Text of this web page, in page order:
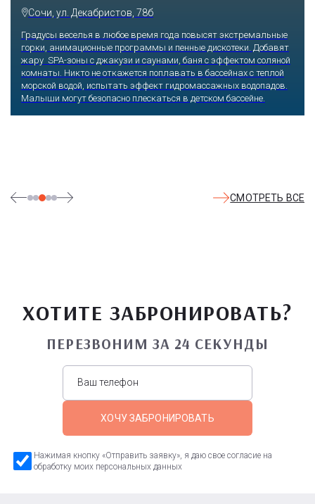
Сочи, ул. Декабристов, 78б
Градусы веселья в любое время года повысят экстремальные
горки, анимационные программы и пенные дискотеки. Добавят
жару SPA-зоны с джакузи и саунами, баня с эффектом соляной
комнаты. Никто не откажется поплавать в бассейнах с теплой
морской водой, испытать эффект гидромассажных водопадов.
Малыши могут безопасно плескаться в детском бассейне.
СМОТРЕТЬ ВСЕ
ХОТИТЕ ЗАБРОНИРОВАТЬ?
ПЕРЕЗВОНИМ ЗА 24 СЕКУНДЫ
ХОЧУ ЗАБРОНИРОВАТЬ
Нажимая кнопку «Отправить заявку», я даю свое согласие на
обработку моих персональных данных